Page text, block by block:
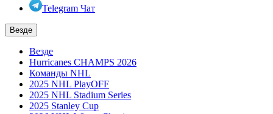
Telegram Чат
Везде
Везде
Hurricanes CHAMPS 2026
Команды NHL
2025 NHL PlayOFF
2025 NHL Stadium Series
2025 Stanley Cup